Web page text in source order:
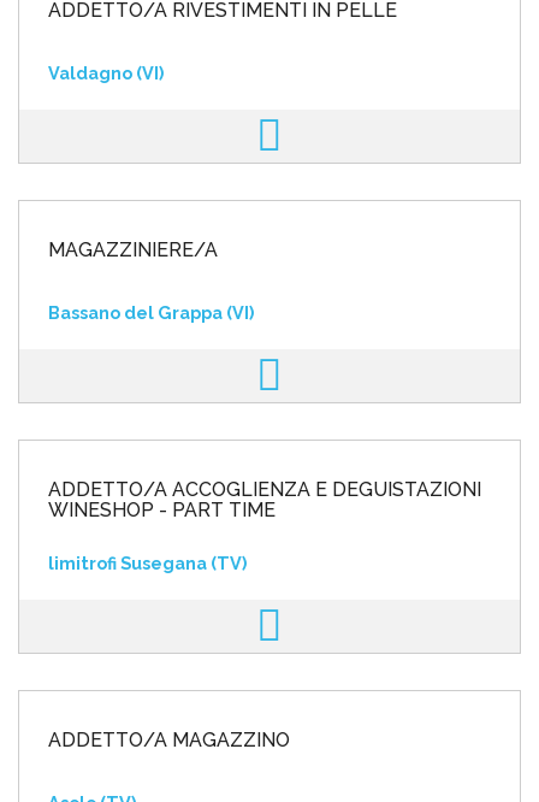
ADDETTO/A RIVESTIMENTI IN PELLE
Valdagno (VI)
MAGAZZINIERE/A
Bassano del Grappa (VI)
ADDETTO/A ACCOGLIENZA E DEGUISTAZIONI
WINESHOP - PART TIME
limitrofi Susegana (TV)
ADDETTO/A MAGAZZINO